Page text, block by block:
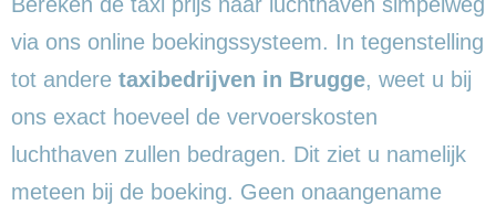
via ons online boekingssysteem. In tegenstelling
tot andere taxibedrijven in Brugge, weet u bij
ons exact hoeveel de vervoerskosten
luchthaven zullen bedragen. Dit ziet u namelijk
meteen bij de boeking. Geen onaangename